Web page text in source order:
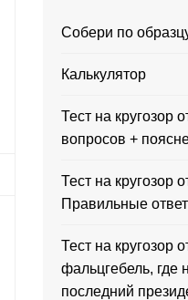
Собери по
Калькулятор
Тест на кругозор
вопросов +
Тест на кругозор
Правильные
Тест на кругозор
фальцгебель, где
последний